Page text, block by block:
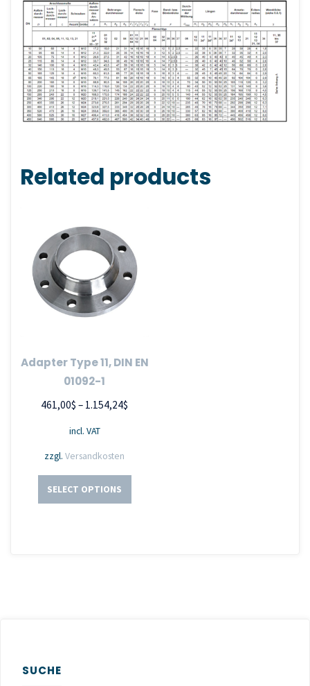
Related products
Adapter Type 11, DIN EN
01092-1
461,00$ – 1.154,24$
incl. VAT
zzgl.Versandkosten
SELECT OPTIONS
SUCHE